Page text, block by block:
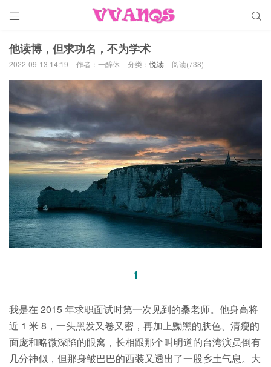
 
他读博，但求功名，不为学术
2022-09-13 14:19 作者：一醉休 分类：悦读 阅读(738)
1
我是在 2015 年求职面试时第一次见到的桑老师。他身高将
近 1 米 8，一头黑发又卷又密，再加上黝黑的肤色、清瘦的
面庞和略微深陷的眼窝，长相跟那个叫明道的台湾演员倒有
几分神似，但那身皱巴巴的西装又透出了一股乡土气息。大